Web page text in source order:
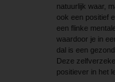
natuurlijk waar,
ook een positief
een flinke
waardoor je in
dal is een
Deze
positiever in het